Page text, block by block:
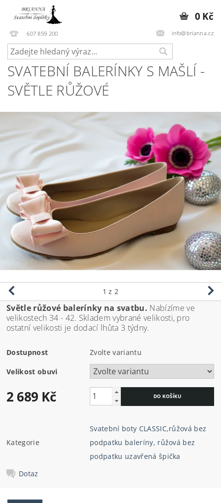
607 859 200 info@brianna.cz
0 Kč
SVATEBNÍ BALERÍNKY S MAŠLÍ -
SVĚTLE RŮŽOVÉ
1 z 2
Světle růžové balerínky na svatbu. Nabízíme ve
velikostech 34 - 42. Skladem vybrané velikosti, pro
ostatní velikosti je dodací lhůta 3 týdny.
Dostupnost Zvolte variantu
Velikost obuvi
2 689 Kč
Kategorie
Svatební boty CLASSIC,růžová bez
podpatku baleríny, růžová bez
podpatku uzavřená špička
Dotaz